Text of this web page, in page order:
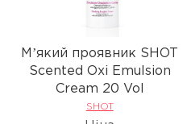
Мʼякий проявник SHOT
Scented Oxi Emulsion
Cream 20 Vol
SHOT